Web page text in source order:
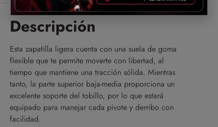
Descripción
Esta zapatilla ligera cuenta con una suela de goma
flexible que te permite moverte con libertad, al
tiempo que mantiene una tracción sólida. Mientras
tanto, la parte superior baja-media proporciona un
excelente soporte del tobillo, por lo que estará
equipado para manejar cada pivote y derribo con
facilidad.